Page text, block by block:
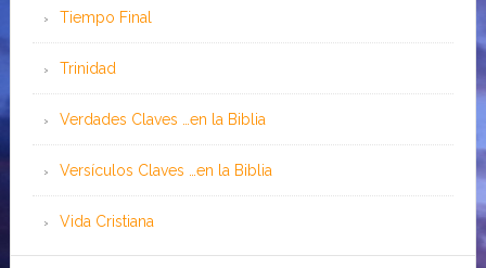
Tiempo Final
Trinidad
Verdades Claves …en la Biblia
Versículos Claves …en la Biblia
Vida Cristiana